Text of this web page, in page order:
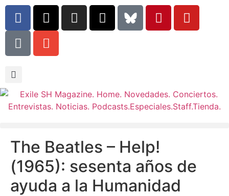
The Beatles – Help!
(1965): sesenta años de
ayuda a la Humanidad